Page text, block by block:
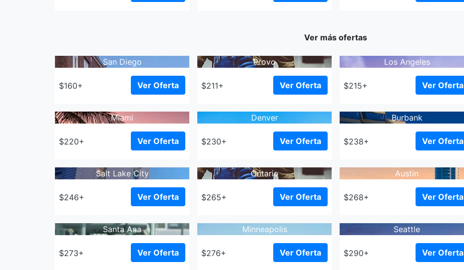
Ver más ofertas
San Diego
$160+ Ver Oferta
Provo
$211+ Ver Oferta
Los Angeles
$215+ Ver Oferta
Miami
$220+ Ver Oferta
Denver
$230+ Ver Oferta
Burbank
$238+ Ver Oferta
Salt Lake City
$246+ Ver Oferta
Ontario
$265+ Ver Oferta
Austin
$268+ Ver Oferta
Santa Ana
$273+ Ver Oferta
Minneapolis
$276+ Ver Oferta
Seattle
$290+ Ver Oferta